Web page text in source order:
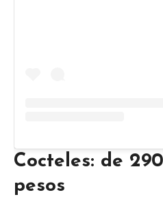
Cocteles: de
pesos